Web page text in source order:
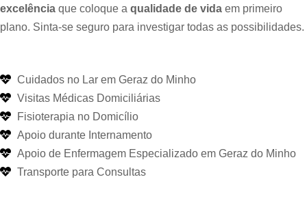
excelência que coloque a qualidade de vida em primeiro
plano. Sinta-se seguro para investigar todas as possibilidades.
Cuidados no Lar em Geraz do Minho
Visitas Médicas Domiciliárias
Fisioterapia no Domicílio
Apoio durante Internamento
Apoio de Enfermagem Especializado em Geraz do Minho
Transporte para Consultas